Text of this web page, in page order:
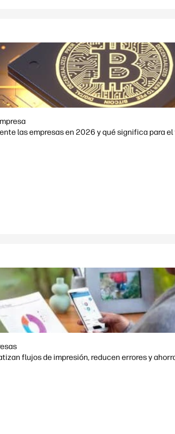
las empresas en 2026 y qué significa para
flujos de impresión, reducen errores y